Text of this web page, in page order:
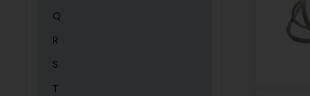
Q
R
S
T